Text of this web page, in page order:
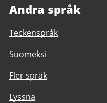
Andra språk
Teckenspråk
Suomeksi
Fler språk
Lyssna